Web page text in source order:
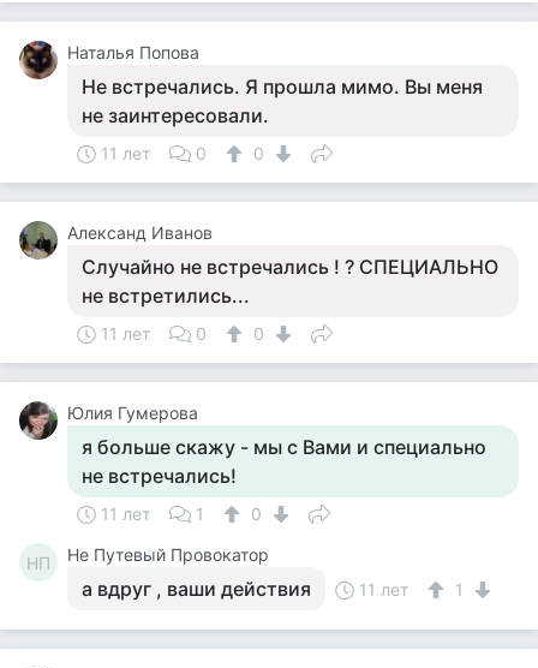
Наталья Попова
Не встречались. Я прошла мимо. Вы меня
не заинтересовали.
11 лет 0 0
Александ Иванов
Случайно не встречались ! ? СПЕЦИАЛЬНО
не встретились...
11 лет 0 0
Юлия Гумерова
я больше скажу - мы с Вами и специально
не встречались!
11 лет 1 0
НП Не Путевый Провокатор
а вдруг , ваши действия 11 лет 1